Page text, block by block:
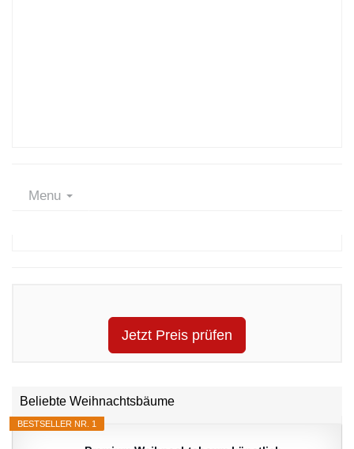
Menu
Jetzt Preis prüfen
Beliebte Weihnachtsbäume
BESTSELLER NR. 1